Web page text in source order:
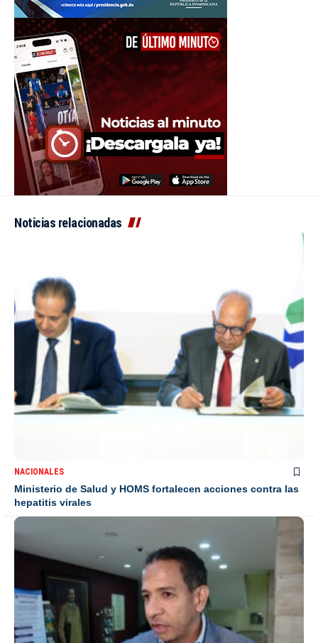
Noticias relacionadas
NACIONALES
Ministerio de Salud y HOMS fortalecen acciones contra las
hepatitis virales